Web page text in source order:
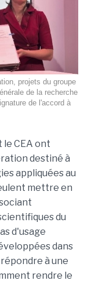
projets du groupe
de la recherche
de l'accord à
le CEA ont
destiné à
appliquées au
mettre en
du
d'usage
dans
à une
rendre le